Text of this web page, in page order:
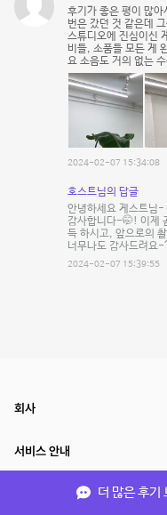
후기가 좋은 평이 많
번은 갔던 것 같은데
스튜디오에 진심이신
비들, 소품들 모든 게
요 소음도 거의 없는
2024-02-07 15:34:08
호스트님의 답글
안녕하세요 게스트님
감사합니다-🤭! 이제
득 하시고, 앞으로의
너무나도 감사드려요-
2024-02-07 15:39:55
더 많은 후기
회사
서비스 안내